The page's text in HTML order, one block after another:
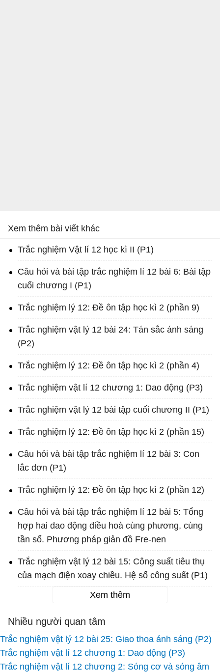
Xem thêm bài viết khác
Trắc nghiệm Vật lí 12 học kì II (P1)
Câu hỏi và bài tập trắc nghiệm lí 12 bài 6: Bài tập
cuối chương I (P1)
Trắc nghiệm lý 12: Đề ôn tập học kì 2 (phần 9)
Trắc nghiệm vật lý 12 bài 24: Tán sắc ánh sáng
(P2)
Trắc nghiệm lý 12: Đề ôn tập học kì 2 (phần 4)
Trắc nghiệm vật lí 12 chương 1: Dao động (P3)
Trắc nghiệm vật lý 12 bài tập cuối chương II (P1)
Trắc nghiệm lý 12: Đề ôn tập học kì 2 (phần 15)
Câu hỏi và bài tập trắc nghiệm lí 12 bài 3: Con
lắc đơn (P1)
Trắc nghiệm lý 12: Đề ôn tập học kì 2 (phần 12)
Câu hỏi và bài tập trắc nghiệm lí 12 bài 5: Tổng
hợp hai dao động điều hoà cùng phương, cùng
tần số. Phương pháp giản đồ Fre-nen
Trắc nghiệm vật lý 12 bài 15: Công suất tiêu thụ
của mạch điện xoay chiều. Hệ số công suất (P1)
Xem thêm
Nhiều người quan tâm
Trắc nghiệm vật lý 12 bài 25: Giao thoa ánh sáng (P2)
Trắc nghiệm vật lí 12 chương 1: Dao động (P3)
Trắc nghiệm vật lí 12 chương 2: Sóng cơ và sóng âm